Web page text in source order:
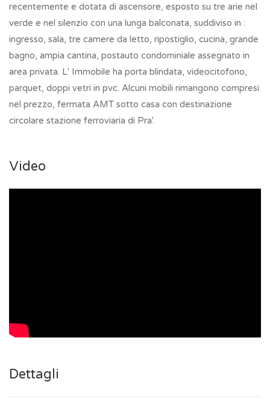
recentemente e dotata di ascensore, esposto su tre arie nel
verde e nel silenzio con una lunga balconata, suddiviso in :
ingresso, sala, tre camere da letto, ripostiglio, cucina, grande
bagno, ampia cantina, postauto condominiale assegnato in
area privata. L' Immobile ha porta blindata, videocitofono,
parquet, doppi vetri in pvc. Alcuni mobili rimangono compresi
nel prezzo, fermata AMT sotto casa con destinazione
circolare stazione ferroviaria di Pra'.
Video
Dettagli